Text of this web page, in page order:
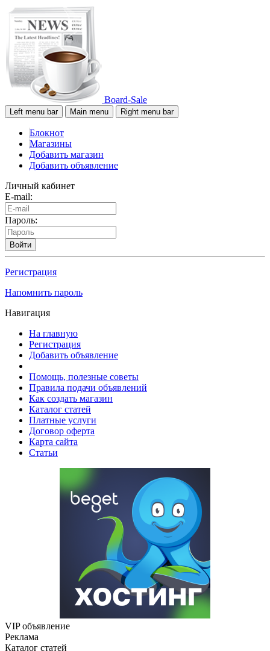
Board-Sale
Left menu bar Main menu Right menu bar
Блокнот
Магазины
Добавить магазин
Добавить объявление
Личный кабинет
E-mail:
Пароль:
Войти
Регистрация
Напомнить пароль
Навигация
На главную
Регистрация
Добавить объявление
Помощь, полезные советы
Правила подачи объявлений
Как создать магазин
Каталог статей
Платные услуги
Договор оферта
Карта сайта
Статьи
VIP объявление
Реклама
Каталог статей